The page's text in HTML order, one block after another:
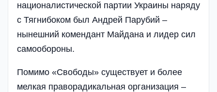
националистической партии Украины наряду
с Тягнибоком был Андрей Парубий –
нынешний комендант Майдана и лидер сил
самообороны.
Помимо «Свободы» существует и более
мелкая праворадикальная организация –